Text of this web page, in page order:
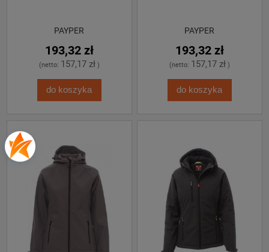
PAYPER
193,32 zł
(netto: 157,17 zł)
do koszyka
PAYPER
193,32 zł
(netto: 157,17 zł)
do koszyka